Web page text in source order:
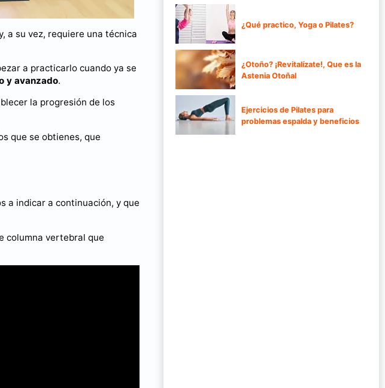
a su vez, requiere una técnica
a practicarlo cuando ya se
y avanzado.
la progresión de los
que se obtienes, que
a indicar a continuación, y que
columna vertebral que
¿Qué practico, Yoga o Pilates?
¿Otoño? ¡Revitalízate!, Que es la
Astenia Otoñal
Ejercicios de Pilates para
problemas espalda y beneficios